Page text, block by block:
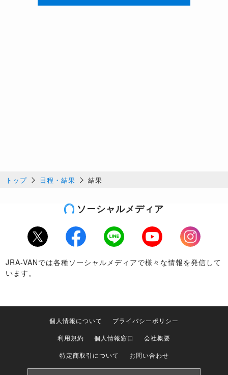
トップ 日程・結果 結果
ソーシャルメディア
Twitter Facebook LINE Youtube
Instagram
JRA-VANでは各種ソーシャルメディアで様々な情報を発信して
います。
個人情報について
プライバシーポリシー
利用規約
個人情報窓口
会社概要
特定商取引について
お問い合わせ